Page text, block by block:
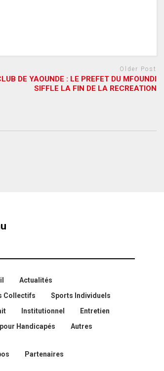
Older Post
DE YAOUNDE : LE PREFET DU MFOUNDI
SIFFLE LA FIN DE LA RECREATION
Actualités
Collectifs
Sports Individuels
Institutionnel
Entretien
Handicapés
Autres
Partenaires